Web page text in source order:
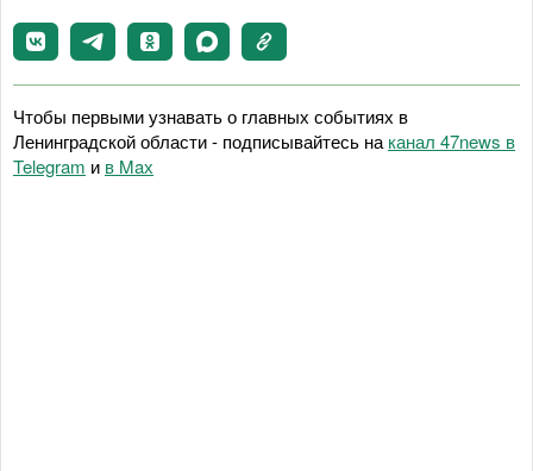
Чтобы первыми узнавать о главных событиях в
Ленинградской области - подписывайтесь на канал 47news в
Telegram и в Maх